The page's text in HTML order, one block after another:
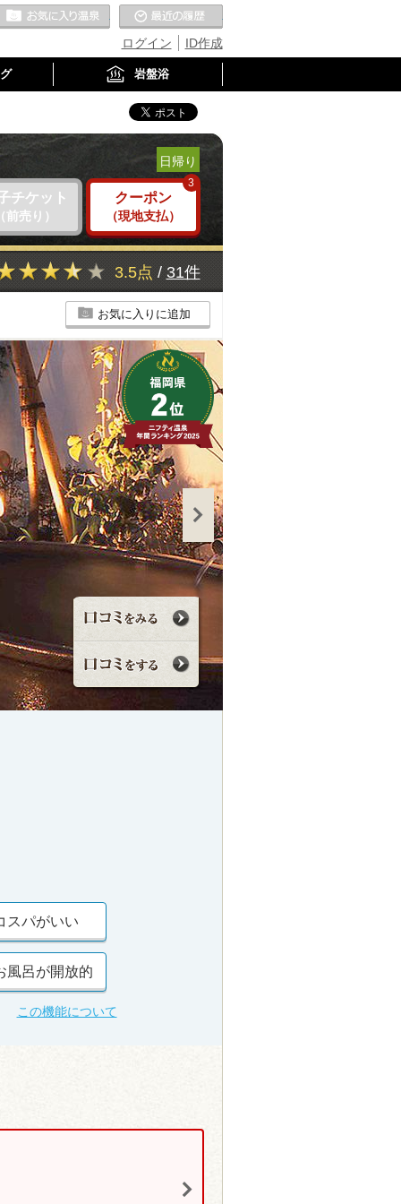
ID作成
ログイン
お気に入りの温泉
岩盤浴
日帰り
チケット
前売り）
3
クーポン
（現地支払）
3.5点 / 31件
お気に入りに追加
スパがいい
風呂が開放的
この機能について
>